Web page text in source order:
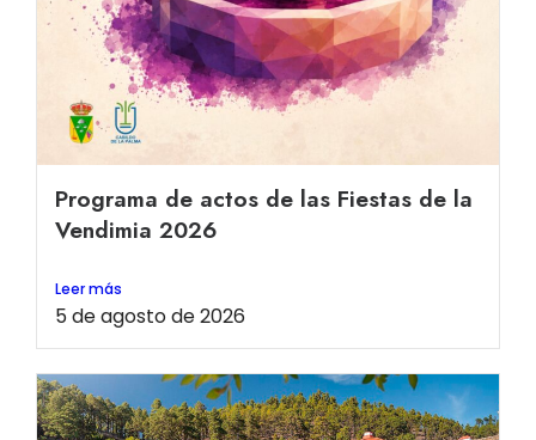
Programa de actos de las Fiestas de la
Vendimia 2026
Leer más
5 de agosto de 2026